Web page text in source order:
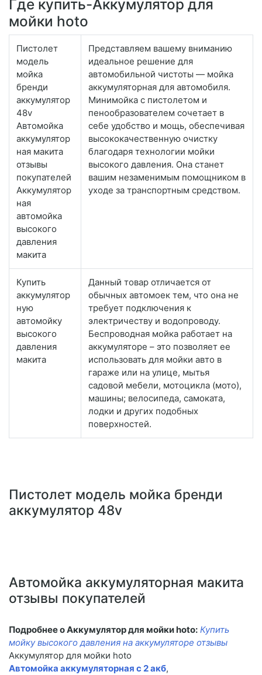
Где купить-Аккумулятор для
мойки hoto
Пистолет
модель
мойка
бренди
аккумулятор
48v
Автомойка
аккумулятор
ная макита
отзывы
покупателей
Аккумулятор
ная
автомойка
высокого
давления
макита
Представляем вашему вниманию
идеальное решение для
автомобильной чистоты — мойка
аккумуляторная для автомобиля.
Минимойка с пистолетом и
пенообразователем сочетает в
себе удобство и мощь, обеспечивая
высококачественную очистку
благодаря технологии мойки
высокого давления. Она станет
вашим незаменимым помощником в
уходе за транспортным средством.
Купить
аккумулятор
ную
автомойку
высокого
давления
макита
Данный товар отличается от
обычных автомоек тем, что она не
требует подключения к
электричеству и водопроводу.
Беспроводная мойка работает на
аккумуляторе – это позволяет ее
использовать для мойки авто в
гараже или на улице, мытья
садовой мебели, мотоцикла (мото),
машины; велосипеда, самоката,
лодки и других подобных
поверхностей.
Пистолет модель мойка бренди
аккумулятор 48v
Автомойка аккумуляторная макита
отзывы покупателей
Подробнее о Аккумулятор для мойки hoto: Купить
мойку высокого давления на аккумуляторе отзывы
Аккумулятор для мойки hoto
Автомойка аккумуляторная с 2 акб,